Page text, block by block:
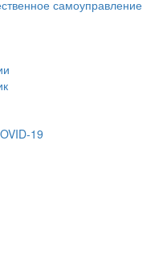
самоуправление
19